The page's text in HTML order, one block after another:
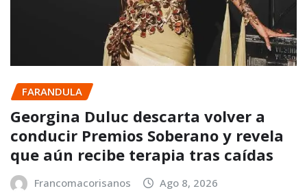
FARANDULA
Georgina Duluc descarta volver a
conducir Premios Soberano y revela
que aún recibe terapia tras caídas
Francomacorisanos Ago 8, 2026